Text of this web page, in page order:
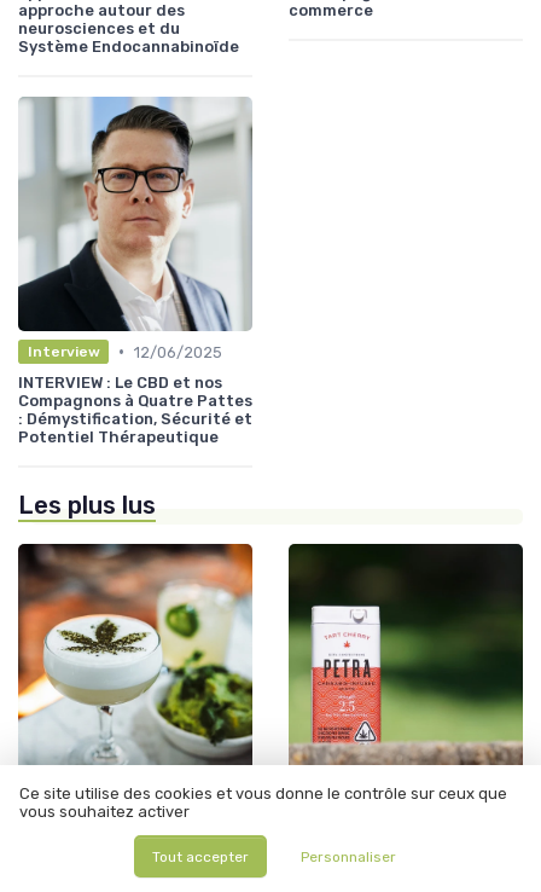
approche autour des
neurosciences et du
Système Endocannabinoïde
commerce
Interview • 12/06/2025
INTERVIEW : Le CBD et nos
Compagnons à Quatre Pattes
: Démystification, Sécurité et
Potentiel Thérapeutique
Les plus lus
Études scientifiques •
12/06/2025
maximise votre récolte
CBD et anxiété • 12/06/2025
Ce site utilise des cookies et vous donne le contrôle sur ceux que
vous souhaitez activer
Tout accepter Personnaliser